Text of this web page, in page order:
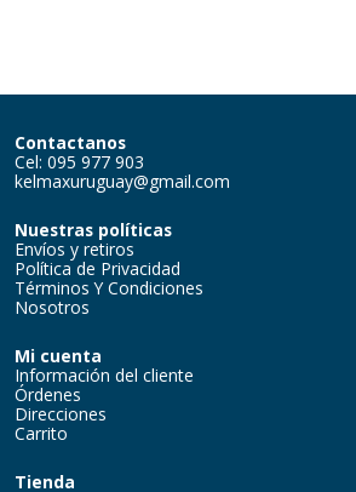
Contactanos
Cel: 095 977 903
kelmaxuruguay@gmail.com
Nuestras políticas
Envíos y retiros
Política de Privacidad
Términos Y Condiciones
Nosotros
Mi cuenta
Información del cliente
Órdenes
Direcciones
Carrito
Tienda